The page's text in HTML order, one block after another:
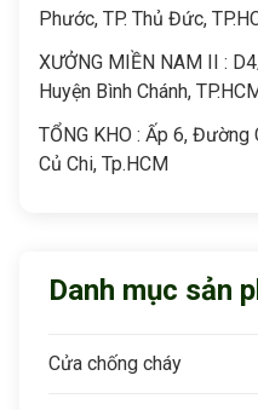
Phước, TP. Thủ Đức,
XƯỞNG MIỀN NAM II :
Huyện Bình Chánh,
TỔNG KHO : Ấp 6, Đường
Củ Chi, Tp.HCM
Danh mục sản
Cửa chống cháy